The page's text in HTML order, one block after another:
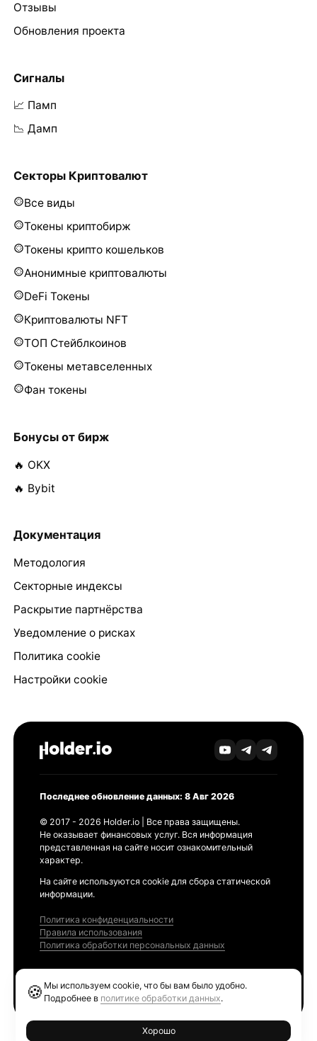
Отзывы
Обновления проекта
Сигналы
📈 Памп
📉 Дамп
Секторы Криптовалют
Все виды
Токены криптобирж
Токены крипто кошельков
Анонимные криптовалюты
DeFi Токены
Криптовалюты NFT
ТОП Стейблкоинов
Токены метавселенных
Фан токены
Бонусы от бирж
🔥 OKX
🔥 Bybit
Документация
Методология
Секторные индексы
Раскрытие партнёрства
Уведомление о рисках
Политика cookie
Настройки cookie
Последнее обновление данных: 8 Авг 2026
© 2017 - 2026 Holder.io | Все права защищены.
Не оказывает финансовых услуг. Вся информация
представленная на сайте носит ознакомительный
характер.
На сайте используются cookie для сбора статической
информации.
Политика конфиденциальности
Правила использования
Политика обработки персональных данных
🍪 Мы используем cookie, что бы вам было удобно.
Подробнее в политике обработки данных.
Хорошо
Ethereum GAS Tracker